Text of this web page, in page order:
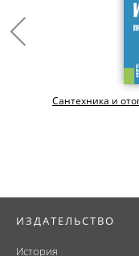
Сантехника и
ИЗДАТЕЛЬСТВО
История